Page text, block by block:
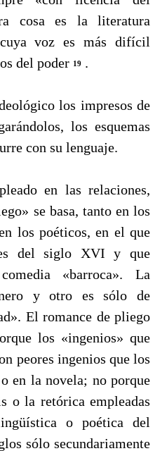
cosa es la literatura
voz es más difícil
del poder 19 .
los impresos de
los esquemas
con su lenguaje.
en las relaciones,
se basa, tanto en los
los poéticos, en el que
del siglo XVI y que
«barroca». La
y otro es sólo de
El romance de pliego
los «ingenios» que
peores ingenios que los
en la novela; no porque
o la retórica empleadas
o poética del
sólo secundariamente